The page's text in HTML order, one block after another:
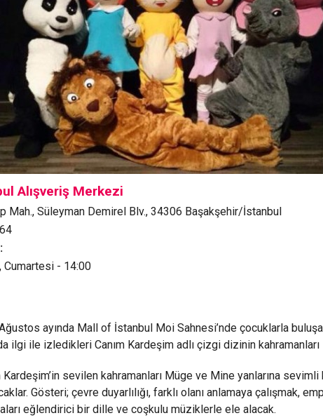
Alışveriş Merkezi
Mah., Süleyman Demirel Blv., 34306 Başakşehir/İstanbul
- 14:00
ayında Mall of İstanbul Moi Sahnesi’nde çocuklarla
ilgi ile izledikleri Canım Kardeşim adlı çizgi dizinin
sevilen kahramanları Müge ve Mine yanlarına sevimli
Gösteri; çevre duyarlılığı, farklı olanı anlamaya çalışmak,
eğlendirici bir dille ve coşkulu müziklerle ele alacak.